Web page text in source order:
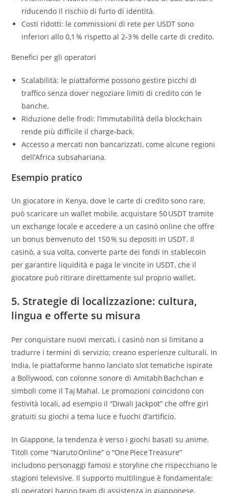
riducendo il rischio di furto di identità.
Costi ridotti: le commissioni di rete per USDT sono
inferiori allo 0,1 % rispetto al 2‑3 % delle carte di credito.
Benefici per gli operatori
Scalabilità: le piattaforme possono gestire picchi di
traffico senza dover negoziare limiti di credito con le
banche.
Riduzione delle frodi: l’immutabilità della blockchain
rende più difficile il charge‑back.
Accesso a mercati non bancarizzati, come alcune regioni
dell’Africa subsahariana.
Esempio pratico
Un giocatore in Kenya, dove le carte di credito sono rare,
può scaricare un wallet mobile, acquistare 50 USDT tramite
un exchange locale e accedere a un casinò online che offre
un bonus benvenuto del 150 % su depositi in USDT. Il
casinò, a sua volta, converte parte dei fondi in stablecoin
per garantire liquidità e paga le vincite in USDT, che il
giocatore può ritirare direttamente sul proprio wallet.
5. Strategie di localizzazione: cultura,
lingua e offerte su misura
Per conquistare nuovi mercati, i casinò non si limitano a
tradurre i termini di servizio; creano esperienze culturali. In
India, le piattaforme hanno lanciato slot tematiche ispirate
a Bollywood, con colonne sonore di Amitabh Bachchan e
simboli come il Taj Mahal. Le promozioni coincidono con
festività locali, ad esempio il “Diwali Jackpot” che offre giri
gratuiti su giochi a tema luce e fuochi d’artificio.
In Giappone, la tendenza è verso i giochi basati su anime.
Titoli come “Naruto Online” o “One Piece Treasure”
includono personaggi famosi e storyline che rispecchiano le
stagioni televisive. Il supporto multilingue è fondamentale:
gli operatori hanno team di assistenza in giapponese,